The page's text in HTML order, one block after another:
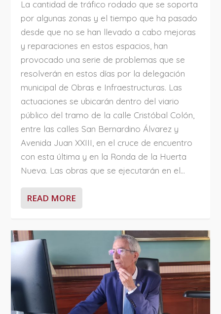
La cantidad de tráfico rodado que se soporta
por algunas zonas y el tiempo que ha pasado
desde que no se han llevado a cabo mejoras
y reparaciones en estos espacios, han
provocado una serie de problemas que se
resolverán en estos días por la delegación
municipal de Obras e Infraestructuras. Las
actuaciones se ubicarán dentro del viario
público del tramo de la calle Cristóbal Colón,
entre las calles San Bernardino Álvarez y
Avenida Juan XXIII, en el cruce de encuentro
con esta última y en la Ronda de la Huerta
Nueva. Las obras que se ejecutarán en el...
READ MORE